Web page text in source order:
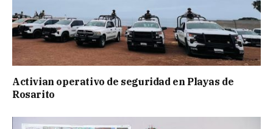
Activian operativo de seguridad en Playas de
Rosarito